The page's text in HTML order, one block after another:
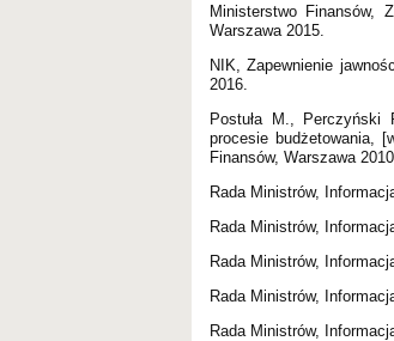
Ministerstwo Finansów,
Warszawa 2015.
NIK, Zapewnienie
2016.
Postuła M., Perczyński
procesie budżetowania,
Finansów, Warszawa 2010.
Rada Ministrów,
Rada Ministrów,
Rada Ministrów,
Rada Ministrów,
Rada Ministrów,